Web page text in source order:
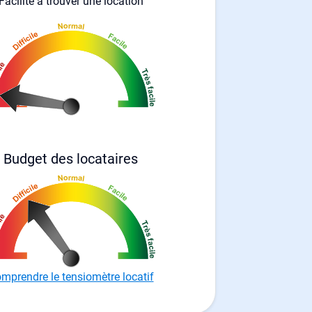
Budget des locataires
le tensiomètre locatif